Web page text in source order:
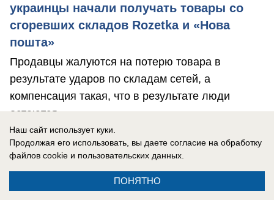
украинцы начали получать товары со
сгоревших складов Rozetka и «Нова
пошта»
Продавцы жалуются на потерю товара в
результате ударов по складам сетей, а
компенсация такая, что в результате люди
остаются ...
Наш сайт использует куки.
Продолжая его использовать, вы даете согласие на обработку
файлов cookie и пользовательских данных.
ПОНЯТНО